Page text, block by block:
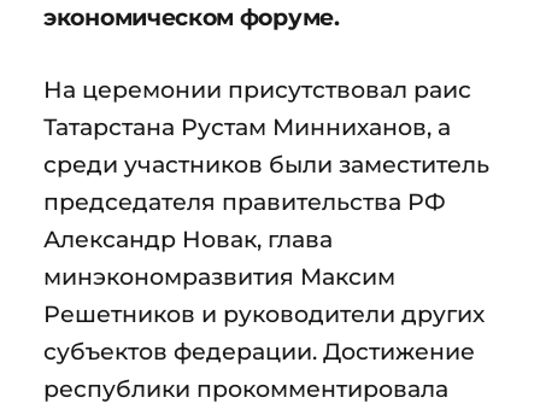
экономическом форуме.
На церемонии присутствовал раис
Татарстана Рустам Минниханов, а
среди участников были заместитель
председателя правительства РФ
Александр Новак, глава
минэкономразвития Максим
Решетников и руководители других
субъектов федерации. Достижение
республики прокомментировала